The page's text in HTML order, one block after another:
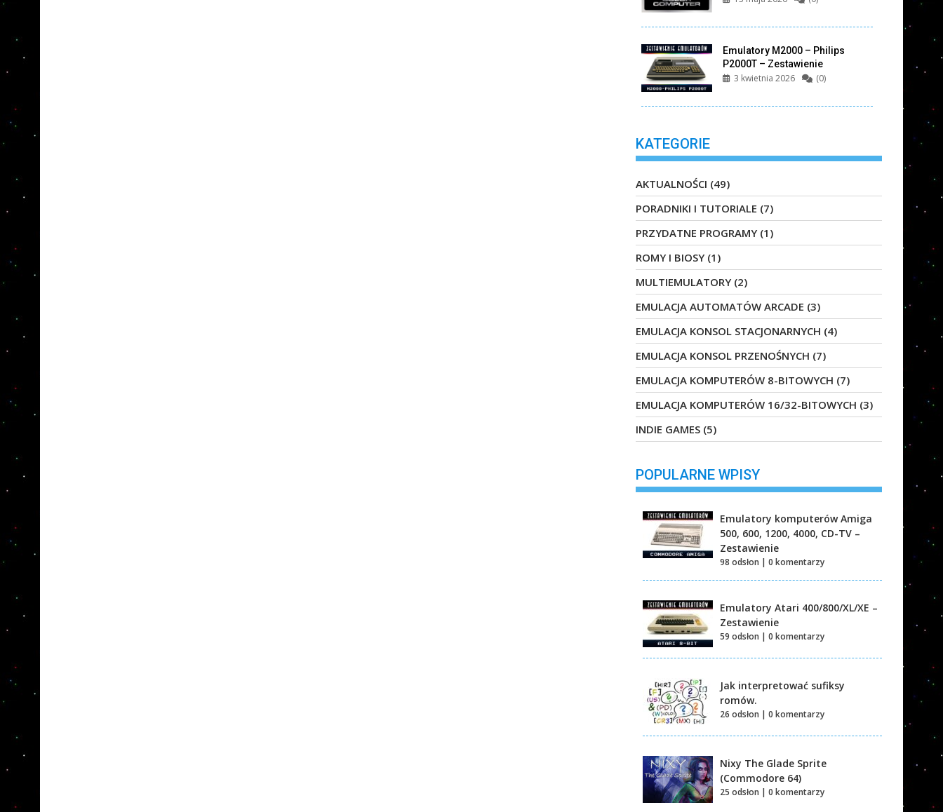
Emulatory M2000 – Philips
P2000T – Zestawienie
3 kwietnia 2026 (0)
KATEGORIE
AKTUALNOŚCI (49)
PORADNIKI I TUTORIALE (7)
PRZYDATNE PROGRAMY (1)
ROMY I BIOSY (1)
MULTIEMULATORY (2)
EMULACJA AUTOMATÓW ARCADE (3)
EMULACJA KONSOL STACJONARNYCH (4)
EMULACJA KONSOL PRZENOŚNYCH (7)
EMULACJA KOMPUTERÓW 8-BITOWYCH (7)
EMULACJA KOMPUTERÓW 16/32-BITOWYCH (3)
INDIE GAMES (5)
POPULARNE WPISY
Emulatory komputerów Amiga
500, 600, 1200, 4000, CD-TV –
Zestawienie
98 odsłon | 0 komentarzy
Emulatory Atari 400/800/XL/XE –
Zestawienie
59 odsłon | 0 komentarzy
Jak interpretować sufiksy
romów.
26 odsłon | 0 komentarzy
Nixy The Glade Sprite
(Commodore 64)
25 odsłon | 0 komentarzy